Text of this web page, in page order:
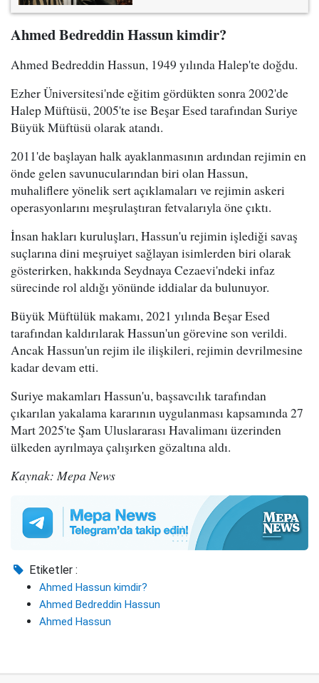
Ahmed Bedreddin Hassun kimdir?
Ahmed Bedreddin Hassun, 1949 yılında Halep'te doğdu.
Ezher Üniversitesi'nde eğitim gördükten sonra 2002'de
Halep Müftüsü, 2005'te ise Beşar Esed tarafından Suriye
Büyük Müftüsü olarak atandı.
2011'de başlayan halk ayaklanmasının ardından rejimin en
önde gelen savunucularından biri olan Hassun,
muhaliflere yönelik sert açıklamaları ve rejimin askeri
operasyonlarını meşrulaştıran fetvalarıyla öne çıktı.
İnsan hakları kuruluşları, Hassun'u rejimin işlediği savaş
suçlarına dini meşruiyet sağlayan isimlerden biri olarak
gösterirken, hakkında Seydnaya Cezaevi'ndeki infaz
sürecinde rol aldığı yönünde iddialar da bulunuyor.
Büyük Müftülük makamı, 2021 yılında Beşar Esed
tarafından kaldırılarak Hassun'un görevine son verildi.
Ancak Hassun'un rejim ile ilişkileri, rejimin devrilmesine
kadar devam etti.
Suriye makamları Hassun'u, başsavcılık tarafından
çıkarılan yakalama kararının uygulanması kapsamında 27
Mart 2025'te Şam Uluslararası Havalimanı üzerinden
ülkeden ayrılmaya çalışırken gözaltına aldı.
Kaynak: Mepa News
Etiketler :
Ahmed Hassun kimdir?
Ahmed Bedreddin Hassun
Ahmed Hassun